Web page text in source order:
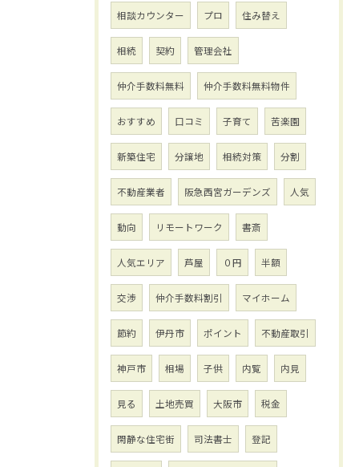
相談カウンター プロ 住み替え
相続 契約 管理会社
仲介手数料無料 仲介手数料無料物件
おすすめ 口コミ 子育て 苦楽園
新築住宅 分譲地 相続対策 分割
不動産業者 阪急西宮ガーデンズ 人気
動向 リモートワーク 書斎
人気エリア 芦屋 ０円 半額
交渉 仲介手数料割引 マイホーム
節約 伊丹市 ポイント 不動産取引
神戸市 相場 子供 内覧 内見
見る 土地売買 大阪市 税金
閑静な住宅街 司法書士 登記